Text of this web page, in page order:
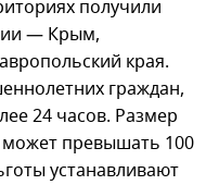
получили
— Крым,
края.
граждан,
24 часов. Размер
может превышать 100
устанавливают